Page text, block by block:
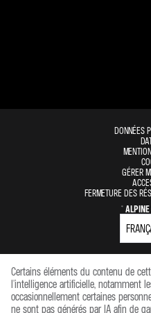
DONNÉES
GÉRER
FERMETURE DES
©
Certains éléments du contenu de
l'intelligence artificielle, notamment
occasionnellement certaines
ne sont pas générés par IA afin de